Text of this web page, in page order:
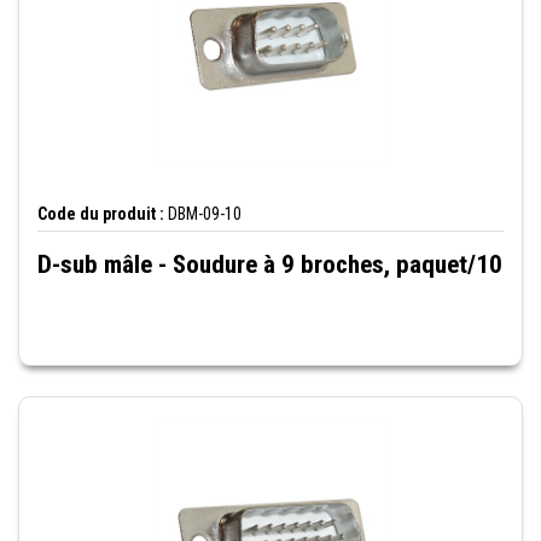
Code du produit : DBM-09-10
D-sub mâle - Soudure à 9 broches, paquet/10